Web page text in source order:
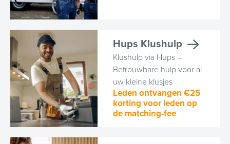
Hups Klushulp
Klushulp via Hups –
Betrouwbare hulp voor al
uw kleine klusjes
Leden ontvangen €25
korting voor leden op
de matching-fee